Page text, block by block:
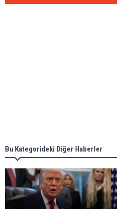
Bu Kategorideki Diğer Haberler